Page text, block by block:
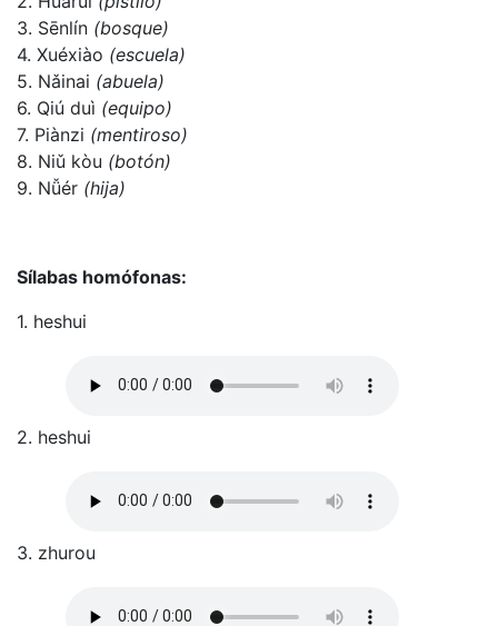
3. Sēnlín (bosque)
4. Xuéxiào (escuela)
5. Nǎinai (abuela)
6. Qiú duì (equipo)
7. Piànzi (mentiroso)
8. Niǔ kòu (botón)
9. Nǚér (hija)
Sílabas homófonas:
1. heshui
2. heshui
3. zhurou